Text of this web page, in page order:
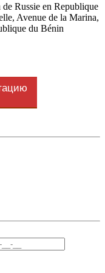
Russie en Republique
Avenue de la Marina,
du Bénin